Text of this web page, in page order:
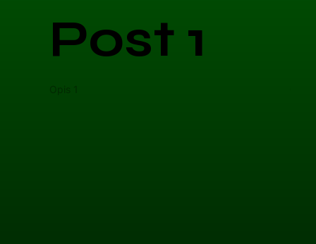
Post 1
Opis 1